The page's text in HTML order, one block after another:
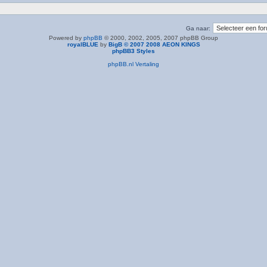
Ga naar:
Powered by phpBB © 2000, 2002, 2005, 2007 phpBB Group
royalBLUE by BigB © 2007 2008 AEON KINGS
phpBB3 Styles
phpBB.nl Vertaling